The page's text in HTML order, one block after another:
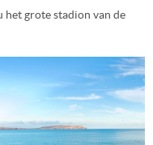
het grote stadion van de